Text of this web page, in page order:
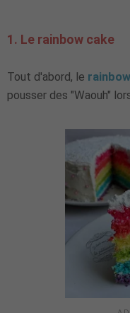
1. Le rainbow cake
Tout d'abord, le
pousser des "Waouh"